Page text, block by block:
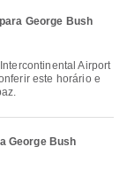
George Bush
este horário e
George Bush